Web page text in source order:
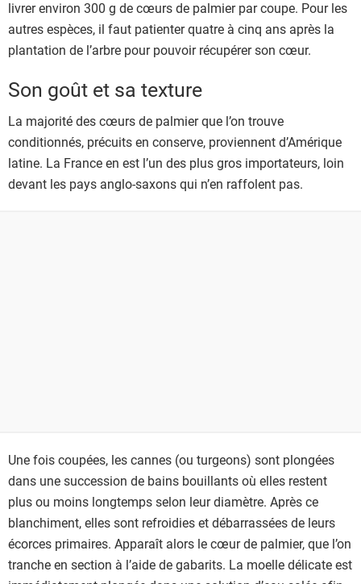
livrer environ 300 g de cœurs de palmier par coupe. Pour les
autres espèces, il faut patienter quatre à cinq ans après la
plantation de l’arbre pour pouvoir récupérer son cœur.
Son goût et sa texture
La majorité des cœurs de palmier que l’on trouve
conditionnés, précuits en conserve, proviennent d’Amérique
latine. La France en est l’un des plus gros importateurs, loin
devant les pays anglo-saxons qui n’en raffolent pas.
Une fois coupées, les cannes (ou turgeons) sont plongées
dans une succession de bains bouillants où elles restent
plus ou moins longtemps selon leur diamètre. Après ce
blanchiment, elles sont refroidies et débarrassées de leurs
écorces primaires. Apparaît alors le cœur de palmier, que l’on
tranche en section à l’aide de gabarits. La moelle délicate est